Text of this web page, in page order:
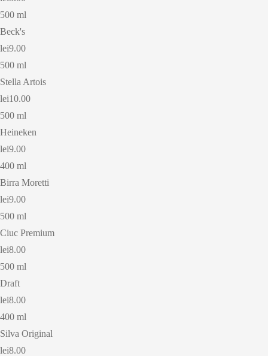
500 ml
Beck's
lei9.00
500 ml
Stella Artois
lei10.00
500 ml
Heineken
lei9.00
400 ml
Birra Moretti
lei9.00
500 ml
Ciuc Premium
lei8.00
500 ml
Draft
lei8.00
400 ml
Silva Original
lei8.00